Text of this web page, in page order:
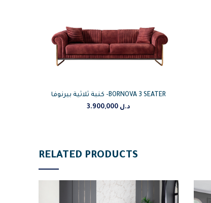
كنبة ثلاثية بيرنوفا -BORNOVA 3 SEATER
د.ل 3.900,000
RELATED PRODUCTS